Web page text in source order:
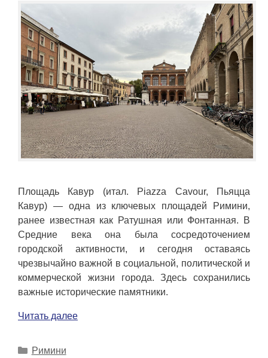
Площадь Кавур (итал. Piazza Cavour, Пьяцца
Кавур) — одна из ключевых площадей Римини,
ранее известная как Ратушная или Фонтанная. В
Средние века она была сосредоточением
городской активности, и сегодня оставаясь
чрезвычайно важной в социальной, политической и
коммерческой жизни города. Здесь сохранились
важные исторические памятники.
Читать далее
Рубрики
Римини